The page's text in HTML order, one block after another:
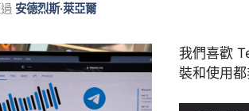
安德烈斯·萊亞爾
我們喜歡
裝和使用都